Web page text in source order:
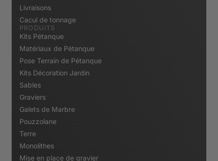
Livraisons
Cacul de tonnage
PRODUITS
Kits Pétanque
Matériaux de Pétanque
Pose Terrain de Pétanque
Kits Décoration Jardin
Sables
Graviers
Galets de Marbre
Pouzzolane
Terre
Monolithes
Mise en place de gravier